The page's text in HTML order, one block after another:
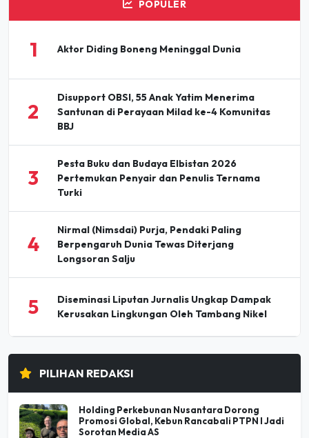
POPULER
1 Aktor Diding Boneng Meninggal Dunia
2
Disupport OBSI, 55 Anak Yatim Menerima
Santunan di Perayaan Milad ke-4 Komunitas
BBJ
3
Pesta Buku dan Budaya Elbistan 2026
Pertemukan Penyair dan Penulis Ternama
Turki
4
Nirmal (Nimsdai) Purja, Pendaki Paling
Berpengaruh Dunia Tewas Diterjang
Longsoran Salju
5
Diseminasi Liputan Jurnalis Ungkap Dampak
Kerusakan Lingkungan Oleh Tambang Nikel
PILIHAN REDAKSI
Holding Perkebunan Nusantara Dorong
Promosi Global, Kebun Rancabali PTPN I Jadi
Sorotan Media AS